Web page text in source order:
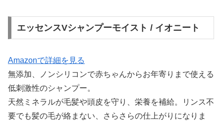
エッセンスVシャンプーモイスト / イオニート
Amazonで詳細を見る
無添加、ノンシリコンで赤ちゃんからお年寄りまで使える
低刺激性のシャンプー。
天然ミネラルが毛髪や頭皮を守り、栄養を補給。リンス不
要でも髪の毛が絡まない、さらさらの仕上がりになりま